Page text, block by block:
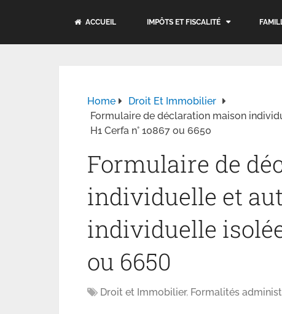
ACCUEIL IMPÔTS ET FISCALITÉ
Home
Droit Et Immobilier
Formulaire de déclaration maison
H1 Cerfa n° 10867 ou 6650
Formulaire de
individuelle et
individuelle
ou 6650
Droit et Immobilier, Formalités